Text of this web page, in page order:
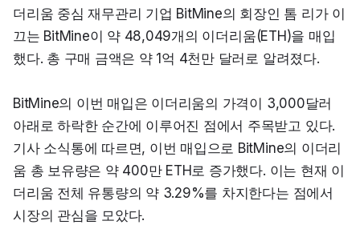
더리움 중심 재무관리 기업 BitMine의 회장인 톰 리가 이
끄는 BitMine이 약 48,049개의 이더리움(ETH)을 매입
했다. 총 구매 금액은 약 1억 4천만 달러로 알려졌다.
BitMine의 이번 매입은 이더리움의 가격이 3,000달러
아래로 하락한 순간에 이루어진 점에서 주목받고 있다.
기사 소식통에 따르면, 이번 매입으로 BitMine의 이더리
움 총 보유량은 약 400만 ETH로 증가했다. 이는 현재 이
더리움 전체 유통량의 약 3.29%를 차지한다는 점에서
시장의 관심을 모았다.